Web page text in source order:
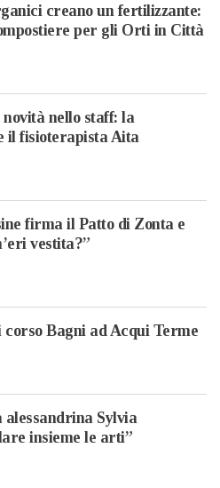
creano un fertilizzante:
per gli Orti in Città
nello staff: la
il fisioterapista Aita
firma il Patto di Zonta e
vestita?”
corso Bagni ad Acqui Terme
alessandrina Sylvia
insieme le arti”